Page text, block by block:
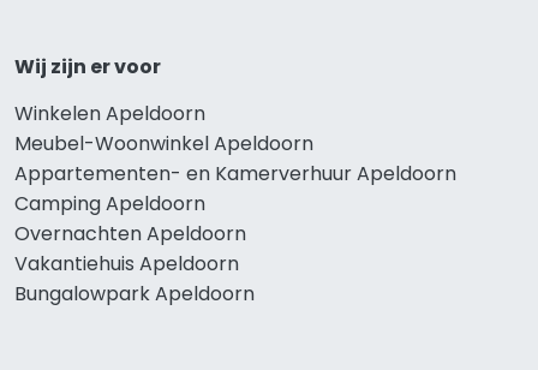
Wij zijn er voor
Winkelen Apeldoorn
Meubel-Woonwinkel Apeldoorn
Appartementen- en Kamerverhuur Apeldoorn
Camping Apeldoorn
Overnachten Apeldoorn
Vakantiehuis Apeldoorn
Bungalowpark Apeldoorn